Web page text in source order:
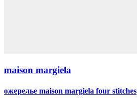
maison margiela
ожерелье maison margiela four stitches